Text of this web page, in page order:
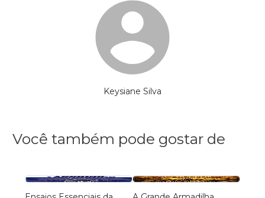
Keysiane Silva
Você também pode gostar de